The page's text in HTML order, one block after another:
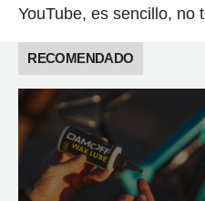
YouTube, es sencillo, no
RECOMENDADO